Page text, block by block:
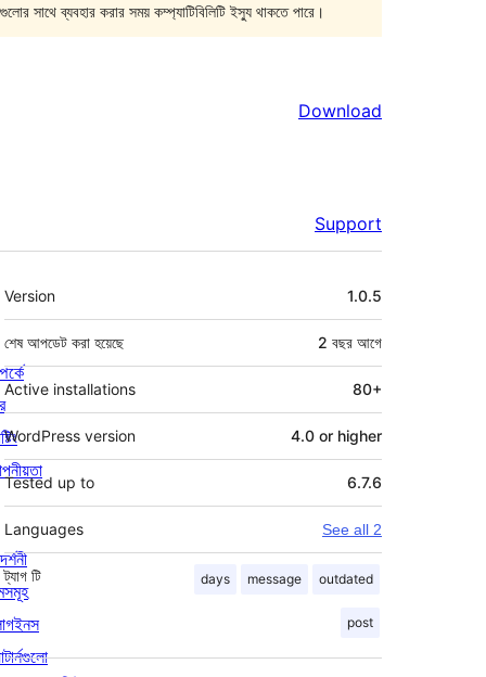
সাথে ব্যবহার করার সময় কম্প্যাটিবিলিটি ইস্যু থাকতে পারে।
Download
Support
মেটা
Version 1.0.5
শেষ আপডেট করা হয়েছে 2 বছর আগে
Active installations 80+
WordPress version 4.0 or higher
Tested up to 6.7.6
Languages See all 2
ট্যাগ days message outdated
post
টি